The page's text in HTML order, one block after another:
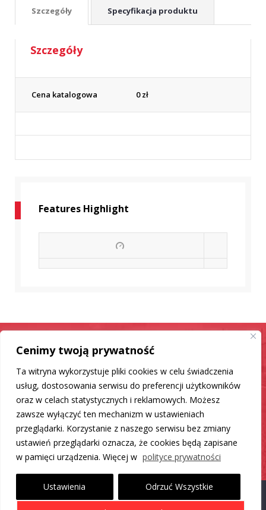
Cenimy twoją prywatność
Ta witryna wykorzystuje pliki cookies w celu świadczenia
usług, dostosowania serwisu do preferencji użytkowników
oraz w celach statystycznych i reklamowych. Możesz
zawsze wyłączyć ten mechanizm w ustawieniach
przeglądarki. Korzystanie z naszego serwisu bez zmiany
ustawień przeglądarki oznacza, że cookies będą zapisane
w pamięci urządzenia. Więcej w polityce prywatności
Ustawienia Odrzuć Wszystkie
Szczegóły Specyfikacja produktu
Szczegóły
Cena katalogowa 0zł
Features Highlight
Samochód jak nowy
Mamy dla Ciebie rozwiązanie
DO LISTY PRODUKTÓW
Proudly powered by WordPress|Theme: Carlistings byWP